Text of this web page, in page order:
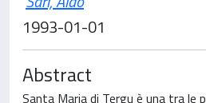
1993-01-01
Abstract
Santa Maria di Tergu è una tra le